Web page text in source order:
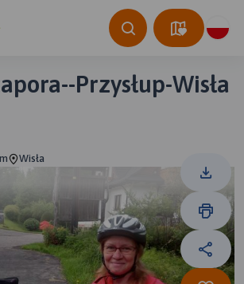
Przysłup-Wisła
Wisła